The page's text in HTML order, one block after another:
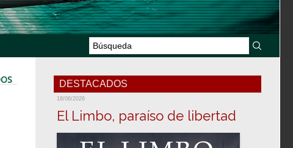
DESTACADOS
18/06/2026
El Limbo, paraíso de libertad